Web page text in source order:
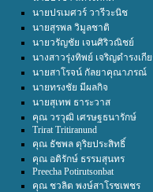
นายปรเมศวร์ วารีวะนิช
นายสุรพล วิมูลชาติ
นายวรัญชัย เจนศิริวณิชย์
นางสาวรุ่งทิพย์ เจริญดำรงเกี
นายสาโรจน์ กัลยาคุณาภรณ์
นายทรงชัย มีผลกิจ
นายสุเทพ ธาระวาส
คุณ วรวุฒิ เศรษฐธนารักษ์
Trirat Tritiranund
คุณ ธัชพล ดุริยประสิทธิ์
คุณ อดิรักษ์ ธรรมสุนทร
Preecha Potirutsonbat
คุณ ชวลิต พงษ์สาโรชเพชร